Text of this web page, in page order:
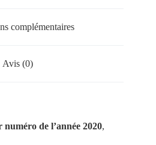
complémentaires
Avis (0)
de l’année 2020,